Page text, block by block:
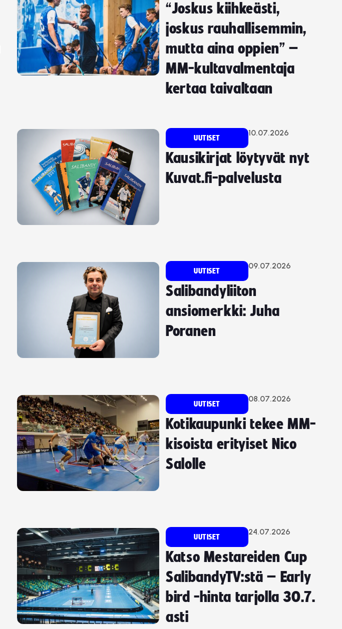
“Joskus kiihkeästi,
joskus rauhallisemmin,
mutta aina oppien” –
MM-kultavalmentaja
kertaa taivaltaan
UUTISET
10.07.2026
Kausikirjat löytyvät nyt
Kuvat.fi-palvelusta
UUTISET
09.07.2026
Salibandyliiton
ansiomerkki: Juha
Poranen
UUTISET
08.07.2026
Kotikaupunki tekee MM-
kisoista erityiset Nico
Salolle
UUTISET
24.07.2026
Katso Mestareiden Cup
SalibandyTV:stä – Early
bird -hinta tarjolla 30.7.
asti